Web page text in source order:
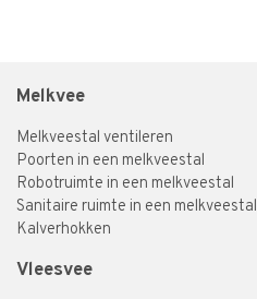
Melkvee
Melkveestal ventileren
Poorten in een melkveestal
Robotruimte in een melkveestal
Sanitaire ruimte in een melkveestal
Kalverhokken
Vleesvee